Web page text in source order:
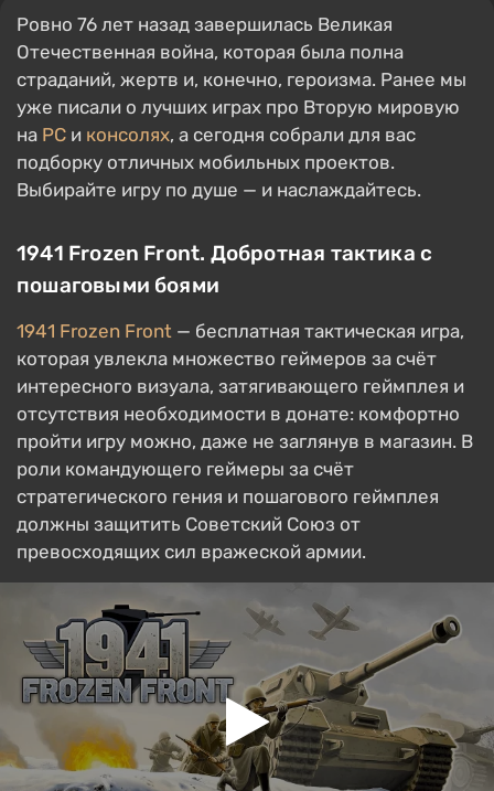
Ровно 76 лет назад завершилась Великая
Отечественная война, которая была полна
страданий, жертв и, конечно, героизма. Ранее мы
уже писали о лучших играх про Вторую мировую
на PC и консолях, а сегодня собрали для вас
подборку отличных мобильных проектов.
Выбирайте игру по душе — и наслаждайтесь.
1941 Frozen Front. Добротная тактика с
пошаговыми боями
1941 Frozen Front — бесплатная тактическая игра,
которая увлекла множество геймеров за счёт
интересного визуала, затягивающего геймплея и
отсутствия необходимости в донате: комфортно
пройти игру можно, даже не заглянув в магазин. В
роли командующего геймеры за счёт
стратегического гения и пошагового геймплея
должны защитить Советский Союз от
превосходящих сил вражеской армии.